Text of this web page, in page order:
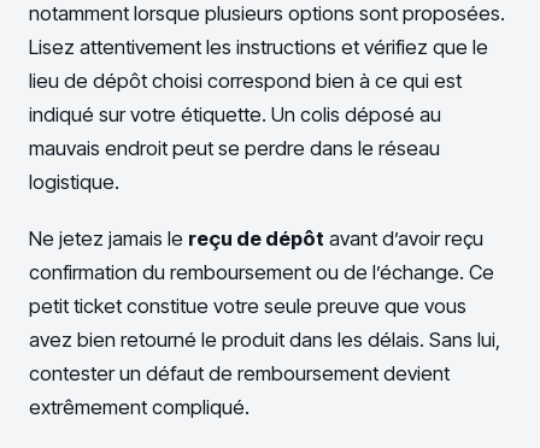
notamment lorsque plusieurs options sont proposées.
Lisez attentivement les instructions et vérifiez que le
lieu de dépôt choisi correspond bien à ce qui est
indiqué sur votre étiquette. Un colis déposé au
mauvais endroit peut se perdre dans le réseau
logistique.
Ne jetez jamais le reçu de dépôt avant d’avoir reçu
confirmation du remboursement ou de l’échange. Ce
petit ticket constitue votre seule preuve que vous
avez bien retourné le produit dans les délais. Sans lui,
contester un défaut de remboursement devient
extrêmement compliqué.